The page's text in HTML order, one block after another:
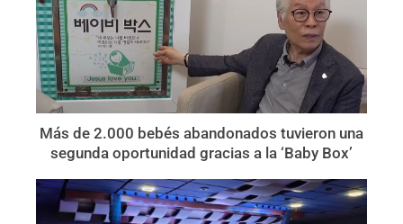
Más de 2.000 bebés abandonados tuvieron una
segunda oportunidad gracias a la ‘Baby Box’